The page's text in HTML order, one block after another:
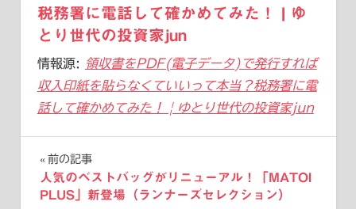
税務署に電話して確かめてみた！ | ゆ
とり世代の投資家jun
情報源:
領収書をPDF(電子データ)で発行すれば
収入印紙を貼らなくていいって本当？税務署に電
話して確かめてみた！ | ゆとり世代の投資家jun
投
稿
前の記事
人気のベストバッグがリニューアル！「MATOI
PLUS」新登場（ランナーズセレクション）